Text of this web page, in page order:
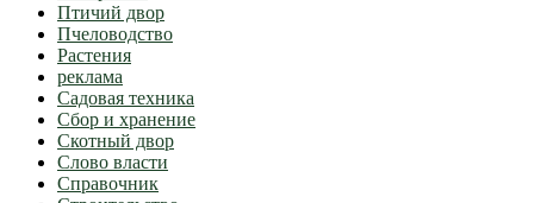
Птичий двор
Пчеловодство
Растения
реклама
Садовая техника
Сбор и хранение
Скотный двор
Слово власти
Справочник